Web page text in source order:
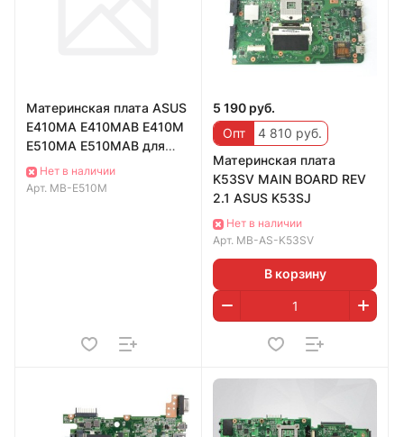
Материнская плата ASUS
E410MA E410MAB E410M
E510MA E510MAB для
ноутбука N4120 N4020
N5030
Нет в наличии
Арт. MB-E510M
5 190 руб.
Опт
4 810 руб.
Материнская плата
K53SV MAIN BOARD REV
2.1 ASUS K53SJ
Нет в наличии
Арт. MB-AS-K53SV
В корзину